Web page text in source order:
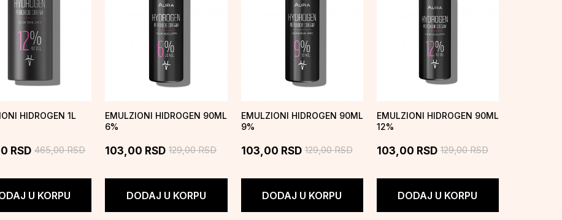
HIDROGEN 1L
RSD 465,00RSD
U KORPU
EMULZIONI HIDROGEN 90ML
6%
103,00 RSD 129,00RSD
DODAJ U KORPU
EMULZIONI HIDROGEN 90ML
9%
103,00 RSD 129,00RSD
DODAJ U KORPU
EMULZIONI HIDROGEN 90ML
12%
103,00 RSD 129,00RSD
DODAJ U KORPU